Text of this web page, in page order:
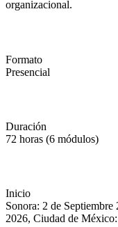
organizacional.
Formato
Presencial
Duración
72 horas (6 módulos)
Inicio
Sonora: 2 de
2026, Ciudad de